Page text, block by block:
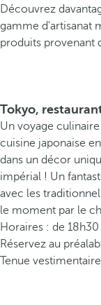
Découvrez
gamme d'artisanat
produits provenant
Tokyo,
Un voyage
cuisine japonaise
dans un décor
impérial ! Un
avec les
le moment par le
Horaires : de
Réservez au
Tenue